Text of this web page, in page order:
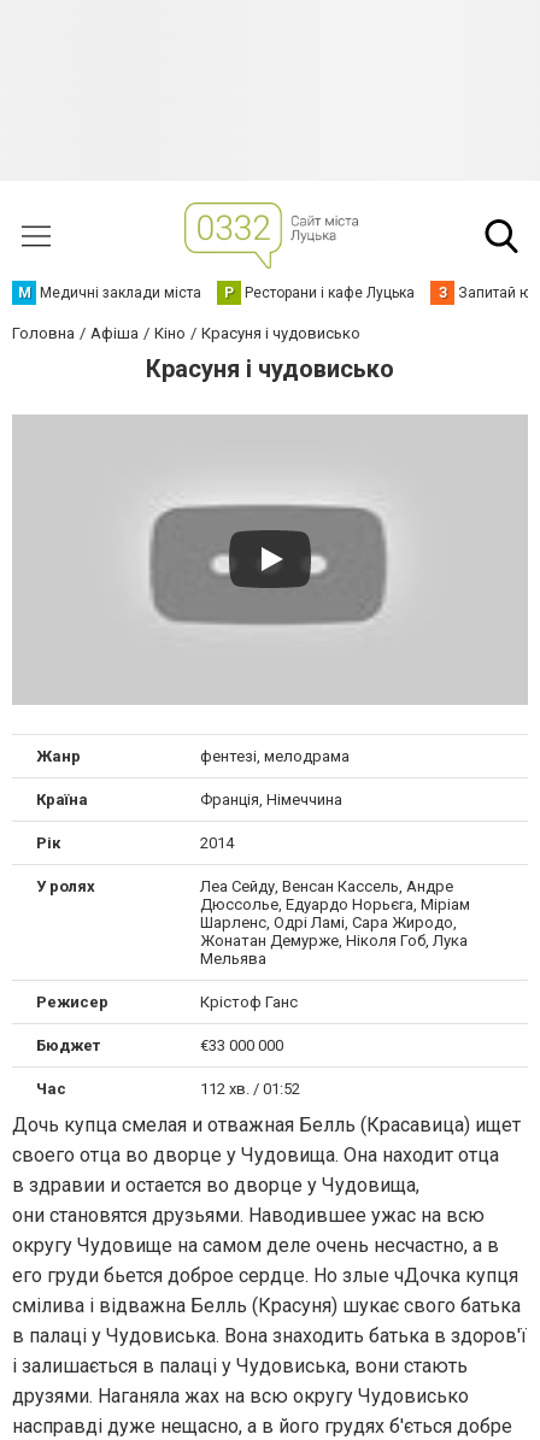
М Медичні заклади міста Р Ресторани і кафе Луцька З Запитай
Головна Афіша Кіно Красуня і чудовисько
Красуня і чудовисько
Жанр фентезі, мелодрама
Країна Франція, Німеччина
Рік 2014
У ролях
Леа Сейду, Венсан Кассель, Андре
Дюссолье, Едуардо Норьєга, Міріам
Шарленс, Одрі Ламі, Сара Жиродо,
Жонатан Демурже, Ніколя Гоб, Лука
Мельява
Режисер Крістоф Ганс
Бюджет €33 000 000
Час 112 хв. / 01:52
Дочь купца смелая и отважная Белль (Красавица) ищет
своего отца во дворце у Чудовища. Она находит отца
в здравии и остается во дворце у Чудовища,
они становятся друзьями. Наводившее ужас на всю
округу Чудовище на самом деле очень несчастно, а в
его груди бьется доброе сердце. Но злые чДочка купця
смілива і відважна Белль (Красуня) шукає свого батька
в палаці у Чудовиська. Вона знаходить батька в здоров'ї
і залишається в палаці у Чудовиська, вони стають
друзями. Наганяла жах на всю округу Чудовисько
насправді дуже нещасно, а в його грудях б'ється добре